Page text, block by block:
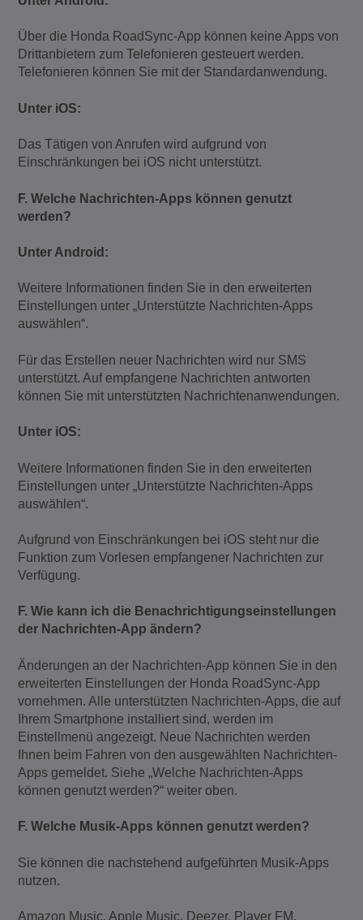
Über die Honda RoadSync-App können keine Apps von
Drittanbietern zum Telefonieren gesteuert werden.
Telefonieren können Sie mit der Standardanwendung.
Unter iOS:
Das Tätigen von Anrufen wird aufgrund von
Einschränkungen bei iOS nicht unterstützt.
F. Welche Nachrichten-Apps können genutzt
werden?
Unter Android:
Weitere Informationen finden Sie in den erweiterten
Einstellungen unter „Unterstützte Nachrichten-Apps
auswählen“.
Für das Erstellen neuer Nachrichten wird nur SMS
unterstützt. Auf empfangene Nachrichten antworten
können Sie mit unterstützten Nachrichtenanwendungen.
Unter iOS:
Weitere Informationen finden Sie in den erweiterten
Einstellungen unter „Unterstützte Nachrichten-Apps
auswählen“.
Aufgrund von Einschränkungen bei iOS steht nur die
Funktion zum Vorlesen empfangener Nachrichten zur
Verfügung.
F. Wie kann ich die Benachrichtigungseinstellungen
der Nachrichten-App ändern?
Änderungen an der Nachrichten-App können Sie in den
erweiterten Einstellungen der Honda RoadSync-App
vornehmen. Alle unterstützten Nachrichten-Apps, die auf
Ihrem Smartphone installiert sind, werden im
Einstellmenü angezeigt. Neue Nachrichten werden
Ihnen beim Fahren von den ausgewählten Nachrichten-
Apps gemeldet. Siehe „Welche Nachrichten-Apps
können genutzt werden?“ weiter oben.
F. Welche Musik-Apps können genutzt werden?
Sie können die nachstehend aufgeführten Musik-Apps
nutzen.
Amazon Music, Apple Music, Deezer, Player FM,